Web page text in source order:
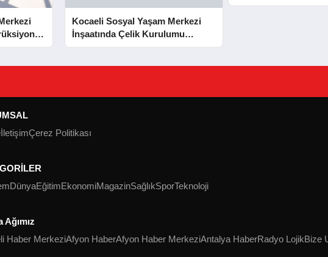
Kocaeli Sosyal Yaşam Merkezi
İnşaatında Çelik Kurulumu
Tamamlandı
İletişimÇerez Politikası
DünyaEğitimEkonomiMagazinSağlıkSporTeknoloji
Ağımız
Haber MerkeziAfyon HaberAfyon Haber MerkeziAntalya HaberRadyo LojikBize